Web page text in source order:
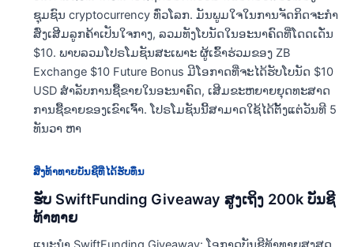
ຊຸມຊົນ cryptocurrency ທົ່ວໂລກ. ມັນພູມໃຈໃນການຈັດກິດຈະກຳ
ສົ່ງເສີມລູກຄ້າເປັນໃຈກາງ, ລວມທັງໂບນັດໃນອະນາຄົດທີ່ໂດດເດັ່ນ
$10. ພາບລວມໂປຣໂມຊັນສະເພາະ ຜູ້ເຂົ້າຮ່ວມຂອງ ZB
Exchange $10 Future Bonus ມີໂອກາດທີ່ຈະໄດ້ຮັບໂບນັດ $10
USD ສໍາລັບການຊື້ຂາຍໃນອະນາຄົດ, ເສີມຂະຫຍາຍຍຸດທະສາດ
ການຊື້ຂາຍຂອງເຂົາເຈົ້າ. ໂປຣໂມຊັນນີ້ສາມາດໃຊ້ໄດ້ຕັ້ງແຕ່ວັນທີ 5
ທັນວາ ຫາ
ສິ່ງທ້າທາຍບັນຊີທີ່ໄດ້ຮັບທຶນ
ຮັບ SwiftFunding Giveaway ສູງເຖິງ 200k ບັນຊີ
ທ້າທາຍ